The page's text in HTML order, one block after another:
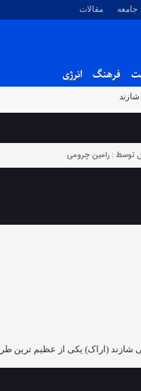
جامعه مقالات
فرهنگ انرژی
شازند
توسط : رامین چرومی
شازند (اراک) یکی از عظیم ترین